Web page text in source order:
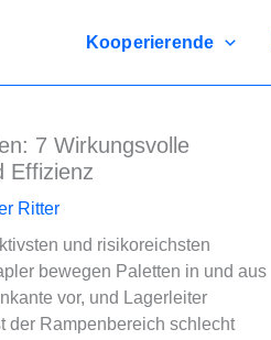
Kooperierende
7 Wirkungsvolle
Effizienz
Ritter
und risikoreichsten
bewegen Paletten in und aus
vor, und Lagerleiter
der Rampenbereich schlecht